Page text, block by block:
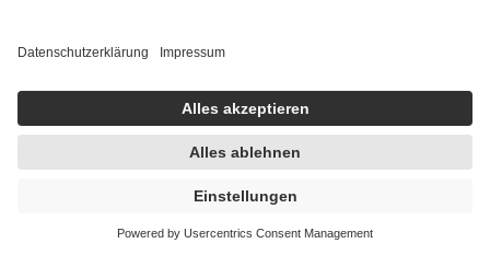
GKV getragen werden
• Harn- und Blutteststreifen
Wir nutzen Trusted Shops als unabhängigen Dienstleister für die
Einholung von Bewertungen. Trusted Shops hat Maßnahmen
getroffen, um sicherzustellen, dass es sich um echte Bewertungen
https://help.etrusted.com/hc/de/articles/4419944605341